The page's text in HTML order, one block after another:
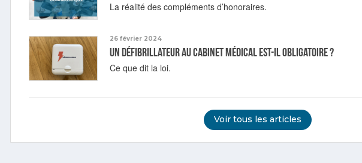
La réalité des compléments d’honoraires.
26 février 2024
Un défibrillateur au cabinet médical est-il obligatoire ?
Ce que dit la loi.
Voir tous les articles